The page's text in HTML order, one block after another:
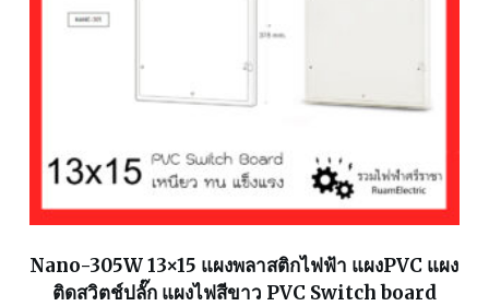
Nano-305W 13×15 แผงพลาสติกไฟฟ้า แผงPVC แผง
ติดสวิตช์ปลั๊ก แผงไฟสีขาว PVC Switch board